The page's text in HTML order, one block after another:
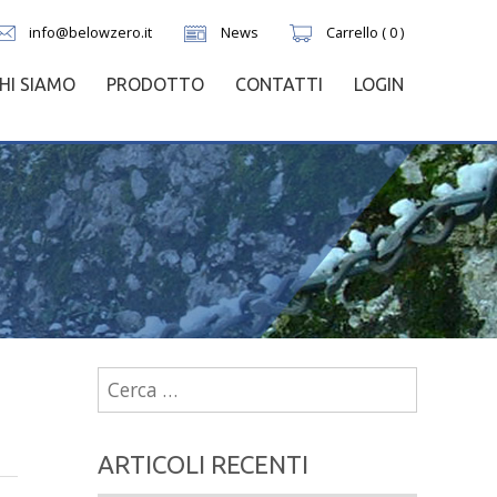
info@belowzero.it News Carrello ( 0 )
SIAMO PRODOTTO CONTATTI LOGIN
Ricerca
per:
ARTICOLI RECENTI